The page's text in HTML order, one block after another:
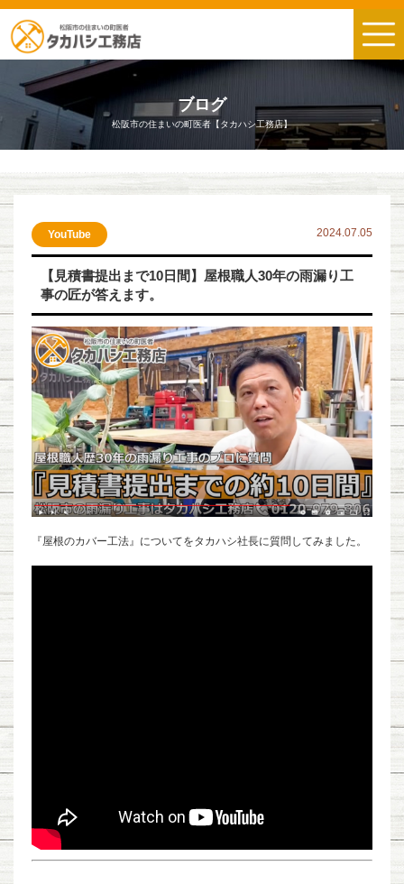
ブログ
松阪市の住まいの町医者【タカハシ工務店】
YouTube 2024.07.05
【見積書提出まで10日間】屋根職人30年の雨漏り工
事の匠が答えます。
『屋根のカバー工法』についてをタカハシ社長に質問してみました。